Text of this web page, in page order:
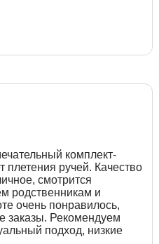
комплект-
плетения ручей. Качество
смотрится
родственникам и
очень понравилось,
заказы. Рекомендуем
подход, низкие